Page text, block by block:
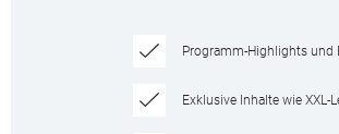
Programm-Highlights und
Exklusive Inhalte wie